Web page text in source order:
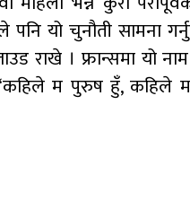
यो चुनौती सामना
राखे । फ्रान्समा यो
म पुरुष हुँ, कहिले